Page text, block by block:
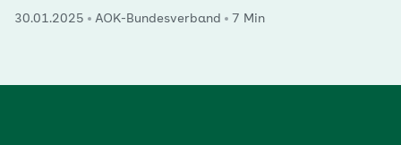
30.01.2025 AOK-Bundesverband 7 Min